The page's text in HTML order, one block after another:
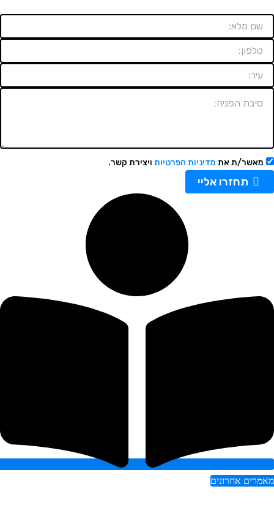
מאשר/ת אתמדיניות הפרטיותויצירת קשר.
תחזרו אליי
אחרונים